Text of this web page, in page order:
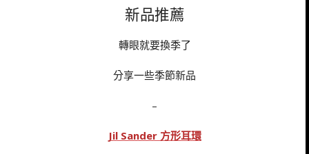
新品推薦
轉眼就要換季了
分享一些季節新品
–
Jil Sander 方形耳環